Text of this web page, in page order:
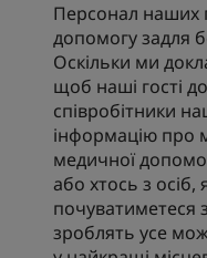
Персонал наших
допомогу задля
Оскільки ми
щоб наші гості
співробітники
інформацію про
медичної
або хтось з
почуватиметеся
зроблять усе